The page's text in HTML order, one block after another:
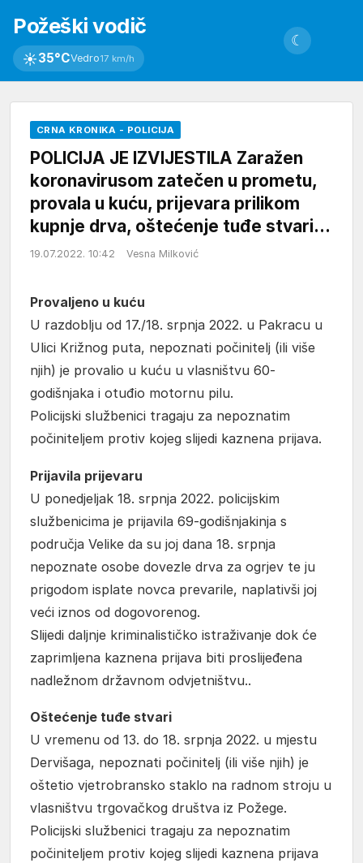
Požeški vodič
☀35°CVedro17 km/h
☾
CRNA KRONIKA - POLICIJA
POLICIJA JE IZVIJESTILA Zaražen
koronavirusom zatečen u prometu,
provala u kuću, prijevara prilikom
kupnje drva, oštećenje tuđe stvari…
19.07.2022. 10:42 Vesna Milković
Provaljeno u kuću
U razdoblju od 17./18. srpnja 2022. u Pakracu u
Ulici Križnog puta, nepoznati počinitelj (ili više
njih) je provalio u kuću u vlasništvu 60-
godišnjaka i otuđio motornu pilu.
Policijski službenici tragaju za nepoznatim
počiniteljem protiv kojeg slijedi kaznena prijava.
Prijavila prijevaru
U ponedjeljak 18. srpnja 2022. policijskim
službenicima je prijavila 69-godišnjakinja s
područja Velike da su joj dana 18. srpnja
nepoznate osobe dovezle drva za ogrjev te ju
prigodom isplate novca prevarile, naplativši joj
veći iznos od dogovorenog.
Slijedi daljnje kriminalističko istraživanje dok će
zaprimljena kaznena prijava biti proslijeđena
nadležnom državnom odvjetništvu..
Oštećenje tuđe stvari
U vremenu od 13. do 18. srpnja 2022. u mjestu
Dervišaga, nepoznati počinitelj (ili više njih) je
oštetio vjetrobransko staklo na radnom stroju u
vlasništvu trgovačkog društva iz Požege.
Policijski službenici tragaju za nepoznatim
počiniteljem protiv kojeg slijedi kaznena prijava